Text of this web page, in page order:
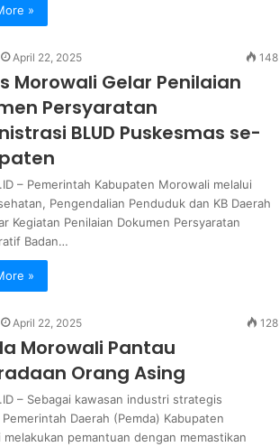
»
April 22, 2025 148
Morowali Gelar Penilaian
Persyaratan
BLUD Puskesmas se-
– Pemerintah Kabupaten Morowali melalui
Pengendalian Penduduk dan KB Daerah
Kegiatan Penilaian Dokumen Persyaratan
Badan…
»
April 22, 2025 128
Morowali Pantau
Orang Asing
– Sebagai kawasan industri strategis
Daerah (Pemda) Kabupaten
melakukan pemantuan dengan memastikan